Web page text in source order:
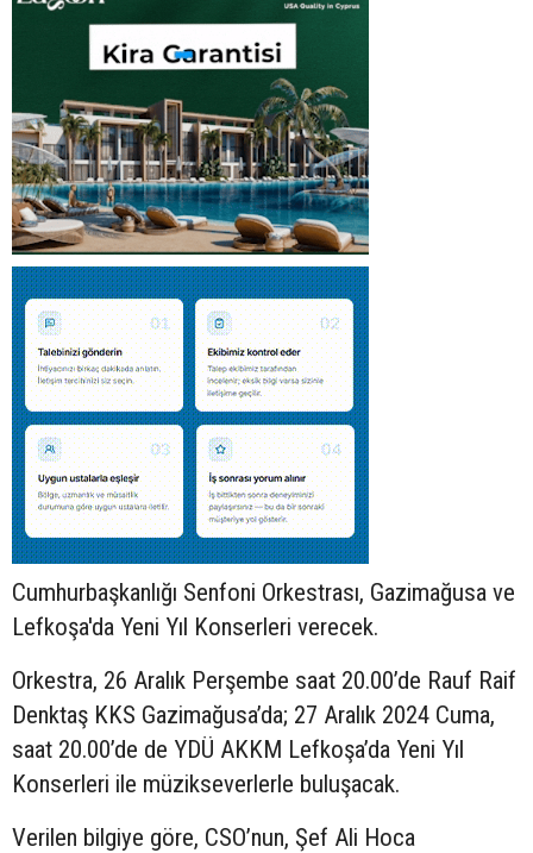
Cumhurbaşkanlığı Senfoni Orkestrası, Gazimağusa ve
Lefkoşa'da Yeni Yıl Konserleri verecek.
Orkestra, 26 Aralık Perşembe saat 20.00’de Rauf Raif
Denktaş KKS Gazimağusa’da; 27 Aralık 2024 Cuma,
saat 20.00’de de YDÜ AKKM Lefkoşa’da Yeni Yıl
Konserleri ile müzikseverlerle buluşacak.
Verilen bilgiye göre, CSO’nun, Şef Ali Hoca